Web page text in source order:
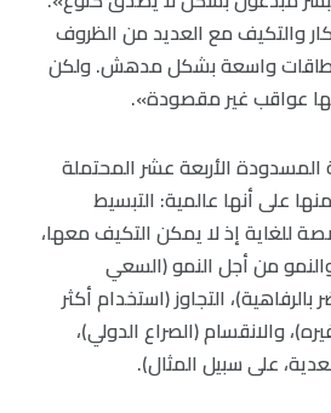
والتكيف مع العديد من الظروف
نطاقات واسعة بشكل مدهش. ولكن
عواقب غير مقصودة».
المسدودة الأربعة عشر المحتملة
على أنها عالمية: التبسيط
للغاية إذ لا يمكن التكيف معها،
والنمو من أجل النمو (السعي
التجاوز (استخدام أكثر
والانقسام (الصراع الدولي)،
على سبيل المثال).